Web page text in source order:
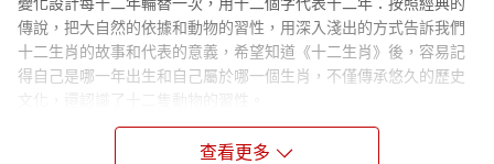
傳說，把大自然的依據和動物的習性，用深入淺出的方式告訴我們
十二生肖的故事和代表的意義，希望知道《十二生肖》後，容易記
得自己是哪一年出生和自己屬於哪一個生肖，不僅傳承悠久的歷史
文化，還認識了十二隻動物的習性。
講師簡介-AI胖叔叔
胖叔叔，四十歲退休後在各大醫院、美術館擔任說故事志工，本著
查看更多